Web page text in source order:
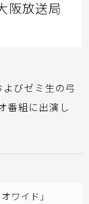
阪放送局
よびゼミ生の弓
番組に出演し
ワイド」